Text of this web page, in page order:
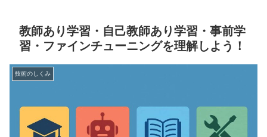
教師あり学習・自己教師あり学習・事前学
習・ファインチューニングを理解しよう！
技術のしくみ